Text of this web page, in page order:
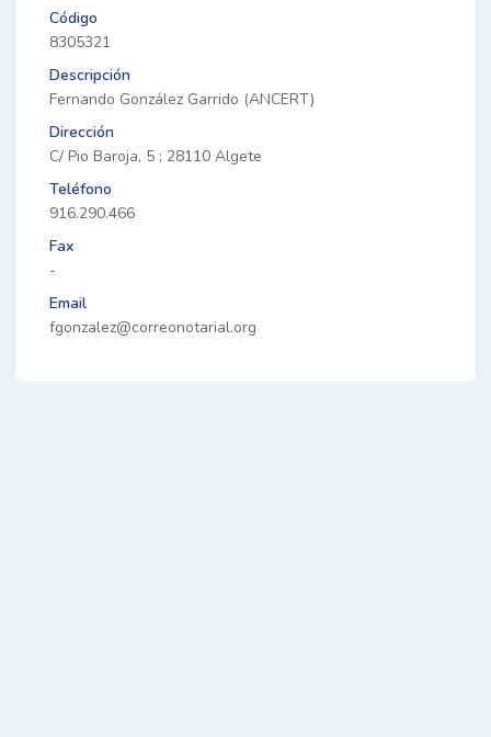
Código
8305321
Descripción
Fernando González Garrido (ANCERT)
Dirección
C/ Pio Baroja, 5 ; 28110 Algete
Teléfono
916.290.466
Fax
-
Email
fgonzalez@correonotarial.org